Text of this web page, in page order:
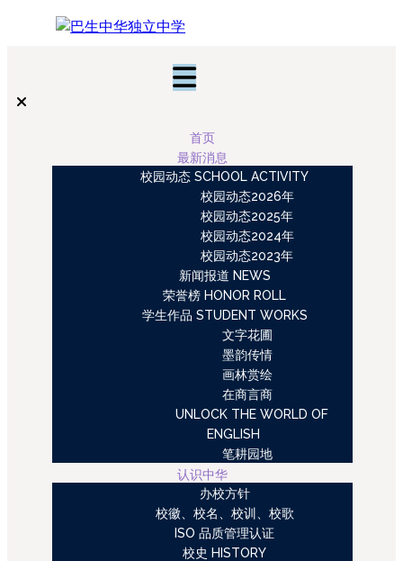
首页
最新消息
校园动态 SCHOOL ACTIVITY
校园动态2026年
校园动态2025年
校园动态2024年
校园动态2023年
新闻报道 NEWS
荣誉榜 HONOR ROLL
学生作品 STUDENT WORKS
文字花圃
墨韵传情
画林赏绘
在商言商
UNLOCK THE WORLD OF
ENGLISH
笔耕园地
认识中华
办校方针
校徽、校名、校训、校歌
ISO 品质管理认证
校史 HISTORY